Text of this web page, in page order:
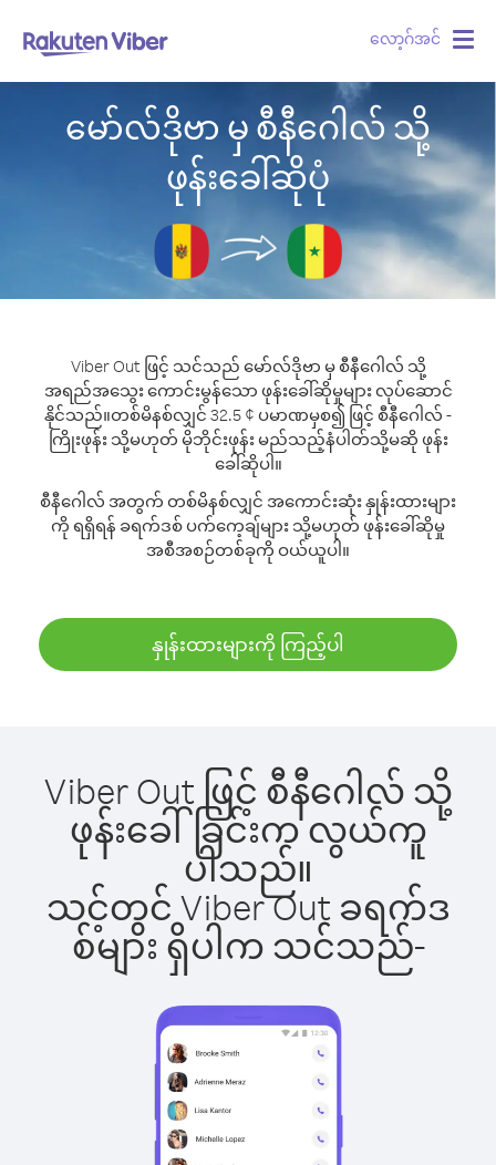
လော့ဂ်အင်
မော်လ်ဒိုဗာ မှ စီနီဂေါလ် သို့
ဖုန်းခေါ်ဆိုပုံ
Viber Out ဖြင့် သင်သည် မော်လ်ဒိုဗာ မှ စီနီဂေါလ် သို့
အရည်အသွေး ကောင်းမွန်သော ဖုန်းခေါ်ဆိုမှုများ လုပ်ဆောင်
နိုင်သည်။တစ်မိနစ်လျှင် 32.5 ¢ ပမာဏမှစ၍ ဖြင့် စီနီဂေါလ် -
ကြိုးဖုန်း သို့မဟုတ် မိုဘိုင်းဖုန်း မည်သည့်နံပါတ်သို့မဆို ဖုန်း
ခေါ်ဆိုပါ။
စီနီဂေါလ် အတွက် တစ်မိနစ်လျှင် အကောင်းဆုံး နှုန်းထားများ
ကို ရရှိရန် ခရက်ဒစ် ပက်ကေ့ချ်များ သို့မဟုတ် ဖုန်းခေါ်ဆိုမှု
အစီအစဉ်တစ်ခုကို ဝယ်ယူပါ။
နှုန်းထားများကို ကြည့်ပါ
Viber Out ဖြင့် စီနီဂေါလ် သို့
ဖုန်းခေါ်ခြင်းက လွယ်ကူ
ပါသည်။
သင့်တွင် Viber Out ခရက်ဒ
စ်များ ရှိပါက သင်သည်-